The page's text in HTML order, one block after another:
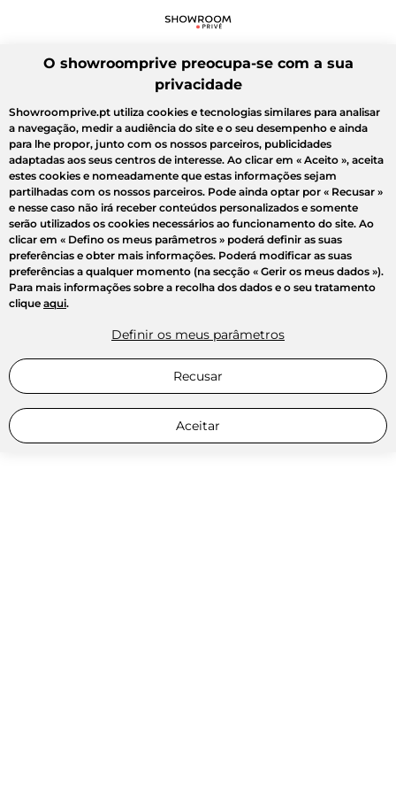
O showroomprive preocupa-se com a sua
privacidade
Showroomprive.pt utiliza cookies e tecnologias similares para analisar
a navegação, medir a audiência do site e o seu desempenho e ainda
para lhe propor, junto com os nossos parceiros, publicidades
adaptadas aos seus centros de interesse. Ao clicar em « Aceito », aceita
estes cookies e nomeadamente que estas informações sejam
partilhadas com os nossos parceiros. Pode ainda optar por « Recusar »
e nesse caso não irá receber conteúdos personalizados e somente
serão utilizados os cookies necessários ao funcionamento do site. Ao
clicar em « Defino os meus parâmetros » poderá definir as suas
preferências e obter mais informações. Poderá modificar as suas
preferências a qualquer momento (na secção « Gerir os meus dados »).
Para mais informações sobre a recolha dos dados e o seu tratamento
clique aqui.
Definir os meus parâmetros
Recusar
Aceitar